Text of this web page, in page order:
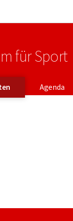
für Sport
Agenda